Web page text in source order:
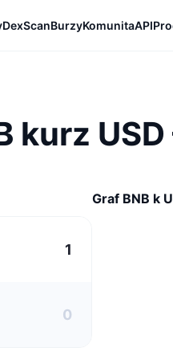
DexScanBurzyKomunitaAPI
kurz
Graf BNB k